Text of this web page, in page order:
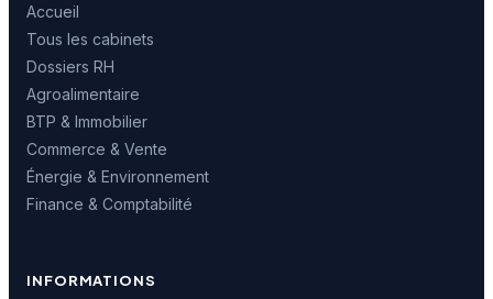
Accueil
Tous les cabinets
Dossiers RH
Agroalimentaire
BTP & Immobilier
Commerce & Vente
Énergie & Environnement
Finance & Comptabilité
INFORMATIONS